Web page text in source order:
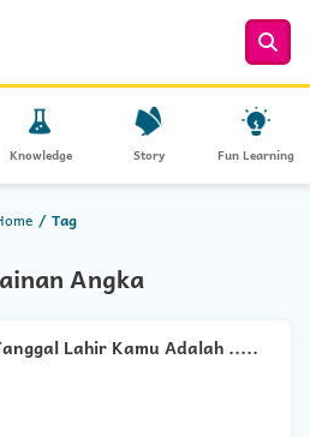
Knowledge Story Fun Learning
Tag
Angka
Lahir Kamu Adalah .....